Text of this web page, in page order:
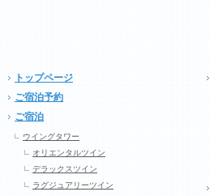
トップページ
ご宿泊予約
ご宿泊
ウイングタワー
オリエンタルツイン
デラックスツイン
ラグジュアリーツイン